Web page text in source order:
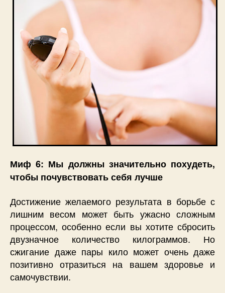
Миф 6: Мы должны значительно похудеть,
чтобы почувствовать себя лучше
Достижение желаемого результата в борьбе с
лишним весом может быть ужасно сложным
процессом, особенно если вы хотите сбросить
двузначное количество килограммов. Но
сжигание даже пары кило может очень даже
позитивно отразиться на вашем здоровье и
самочувствии.